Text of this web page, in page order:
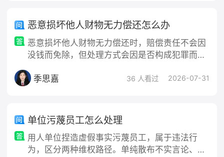
恶意损坏他人财物无力偿还怎么办
恶意损坏他人财物无力偿还时，赔偿责任不会因
没钱而免除，但处理方式会因是否构成犯罪而有
提起刑事附带民事诉讼，判决生效后申请强制执
季思嘉 36 人看过 2026-07-31
单位污蔑员工怎么处理
用人单位捏造虚假事实污蔑员工，属于违法行
为，区分两种维权路径。单纯散布不实言论、损